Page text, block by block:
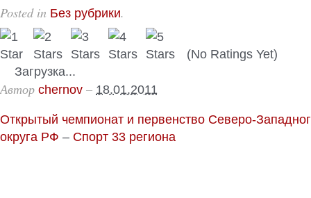
Posted in Без рубрики.
(No Ratings Yet)
Загрузка...
Автор chernov – 18.01.2011
Открытый чемпионат и первенство Северо-
округа РФ – Спорт 33 региона